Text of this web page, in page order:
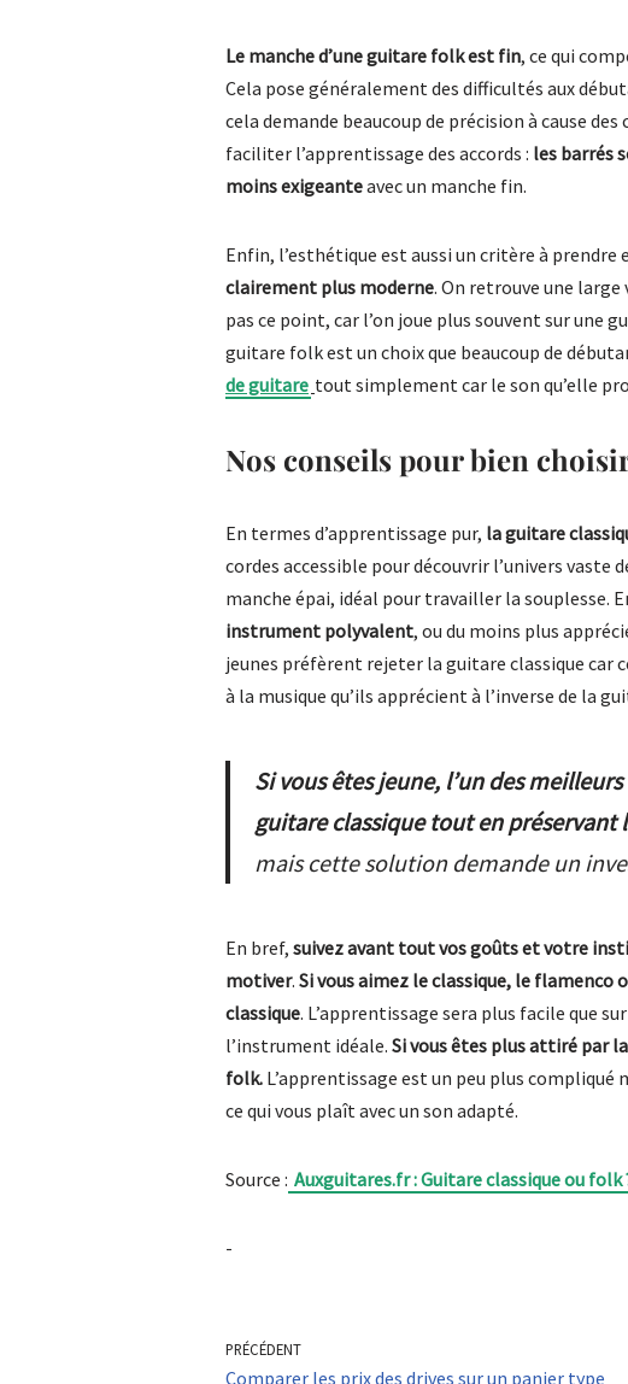
Le manche d’une guitare folk est fin, ce qui
Cela pose généralement des difficultés aux
cela demande beaucoup de précision à cause
faciliter l’apprentissage des accords : les barrés
moins exigeanteavec un manche fin.
Enfin, l’esthétique est aussi un critère à prendre
clairement plus moderne. On retrouve une
pas ce point, car l’on joue plus souvent sur une
guitare folk est un choix que beaucoup de
de guitare tout simplement car le son qu’elle
Nos conseils pour bien
En termes d’apprentissage pur, la guitare
cordes accessible pour découvrir l’univers vaste
manche épai, idéal pour travailler la souplesse.
instrument polyvalent, ou du moins plus
jeunes préfèrent rejeter la guitare classique car
à la musique qu’ils apprécient à l’inverse de la
Si vous êtes jeune, l’un des
guitare classique tout en préservant
mais cette solution demande un
En bref, suivez avant tout vos goûts et votre
motiver. Si vous aimez le classique, le flamenco
classique. L’apprentissage sera plus facile que
l’instrument idéale. Si vous êtes plus attiré par
folk. L’apprentissage est un peu plus
ce qui vous plaît avec un son adapté.
Source : Auxguitares.fr : Guitare classique ou folk
-
PRÉCÉDENT
Comparer les prix des drives sur un panier type